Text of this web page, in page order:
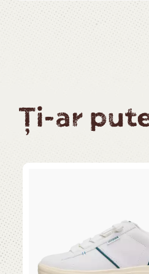
Ți-ar